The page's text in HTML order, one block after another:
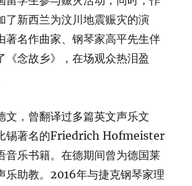
了新西兰为汶川地震赈灾的演
著名作曲家、钢琴家高平先生伴
《念故乡》，在场观众热泪盈
文，曾翻译过多篇英文声乐文
锡著名的Friedrich Hofmeister
音乐书籍。在德期间曾为德国莱
乐助教。2016年与捷克钢琴家理